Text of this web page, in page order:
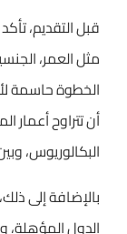
قبل التقديم،
مثل العمر،
الخطوة حاسمة
البكالوريوس، وبين 18 و40 عامًا لبرامج الدراسات
بالإضافة إلى
الدول المؤهلة،